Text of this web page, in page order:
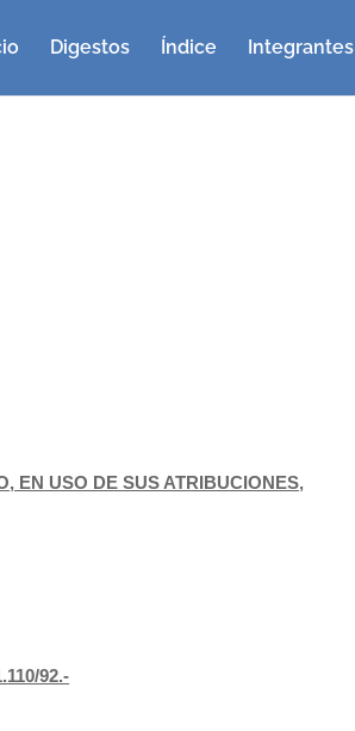
Digestos Índice Integrantes
EN USO DE SUS ATRIBUCIONES,
92.-